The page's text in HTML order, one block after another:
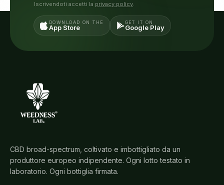
Iscrivendoti accetti la privacy policy
DOWNLOAD ON THE
App Store
GET IT ON
Google Play
CBD broad-spectrum, coltivato e imbottigliato da un
produttore europeo indipendente. Ogni lotto testato in
laboratorio. Ogni bottiglia firmata.